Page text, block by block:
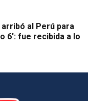
al Perú para
6': fue recibida a lo